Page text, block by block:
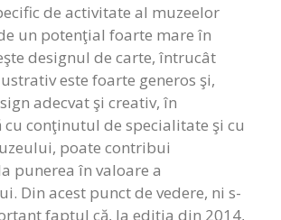
de activitate al muzeelor
un potenţial foarte mare în
designul de carte, întrucât
este foarte generos şi,
adecvat şi creativ, în
cu conţinutul de specialitate şi cu
poate contribui
punerea în valoare a
Din acest punct de vedere, ni s-
faptul că, la ediţia din 2014,